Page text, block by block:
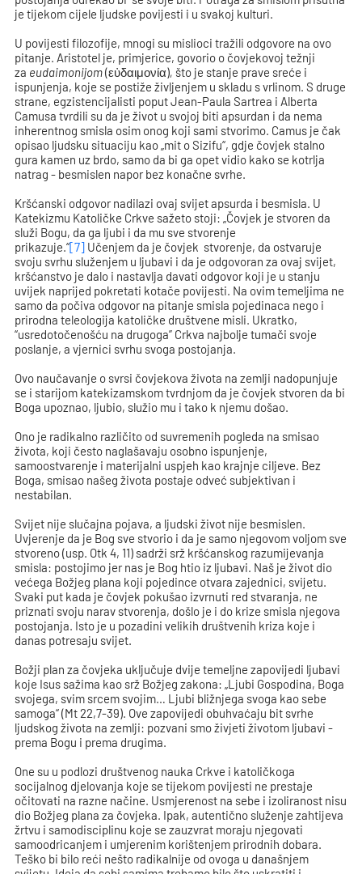
je tijekom cijele ljudske povijesti i u svakoj kulturi.
U povijesti filozofije, mnogi su mislioci tražili odgovore na ovo
pitanje. Aristotel je, primjerice, govorio o čovjekovoj težnji
za eudaimonijom(εὐδαιμονία), što je stanje prave sreće i
ispunjenja, koje se postiže življenjem u skladu s vrlinom. S druge
strane, egzistencijalisti poput Jean-Paula Sartrea i Alberta
Camusa tvrdili su da je život u svojoj biti apsurdan i da nema
inherentnog smisla osim onog koji sami stvorimo. Camus je čak
opisao ljudsku situaciju kao „mit o Sizifu“, gdje čovjek stalno
gura kamen uz brdo, samo da bi ga opet vidio kako se kotrlja
natrag - besmislen napor bez konačne svrhe.
Kršćanski odgovor nadilazi ovaj svijet apsurda i besmisla. U
Katekizmu Katoličke Crkve sažeto stoji: „Čovjek je stvoren da
služi Bogu, da ga ljubi i da mu sve stvorenje
prikazuje.“[7] Učenjem da je čovjek stvorenje, da ostvaruje
svoju svrhu služenjem u ljubavi i da je odgovoran za ovaj svijet,
kršćanstvo je dalo i nastavlja davati odgovor koji je u stanju
uvijek naprijed pokretati kotače povijesti. Na ovim temeljima ne
samo da počiva odgovor na pitanje smisla pojedinaca nego i
prirodna teleologija katoličke društvene misli. Ukratko,
“usredotočenošću na drugoga” Crkva najbolje tumači svoje
poslanje, a vjernici svrhu svoga postojanja.
Ovo naučavanje o svrsi čovjekova života na zemlji nadopunjuje
se i starijom katekizamskom tvrdnjom da je čovjek stvoren da bi
Boga upoznao, ljubio, služio mu i tako k njemu došao.
Ono je radikalno različito od suvremenih pogleda na smisao
života, koji često naglašavaju osobno ispunjenje,
samoostvarenje i materijalni uspjeh kao krajnje ciljeve. Bez
Boga, smisao našeg života postaje odveć subjektivan i
nestabilan.
Svijet nije slučajna pojava, a ljudski život nije besmislen.
Uvjerenje da je Bog sve stvorio i da je samo njegovom voljom sve
stvoreno (usp. Otk 4, 11) sadrži srž kršćanskog razumijevanja
smisla: postojimo jer nas je Bog htio iz ljubavi. Naš je život dio
većega Božjeg plana koji pojedince otvara zajednici, svijetu.
Svaki put kada je čovjek pokušao izvrnuti red stvaranja, ne
priznati svoju narav stvorenja, došlo je i do krize smisla njegova
postojanja. Isto je u pozadini velikih društvenih kriza koje i
danas potresaju svijet.
Božji plan za čovjeka uključuje dvije temeljne zapovijedi ljubavi
koje Isus sažima kao srž Božjeg zakona: „Ljubi Gospodina, Boga
svojega, svim srcem svojim… Ljubi bližnjega svoga kao sebe
samoga“ (Mt 22,7-39). Ove zapovijedi obuhvaćaju bit svrhe
ljudskog života na zemlji: pozvani smo živjeti životom ljubavi -
prema Bogu i prema drugima.
One su u podlozi društvenog nauka Crkve i katoličkoga
socijalnog djelovanja koje se tijekom povijesti ne prestaje
očitovati na razne načine. Usmjerenost na sebe i izoliranost nisu
dio Božjeg plana za čovjeka. Ipak, autentično služenje zahtijeva
žrtvu i samodisciplinu koje se zauzvrat moraju njegovati
samoodricanjem i umjerenim korištenjem prirodnih dobara.
Teško bi bilo reći nešto radikalnije od ovoga u današnjem